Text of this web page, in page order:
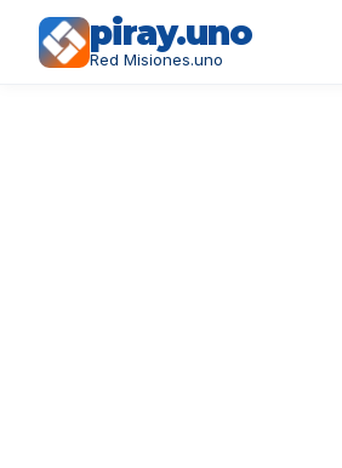
piray.uno
Red Misiones.uno